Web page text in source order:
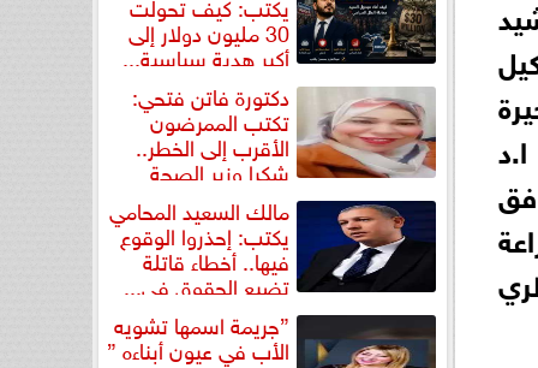
30 مليون دولار إلى
أكبر هدية سياسية...
دكتورة فاتن فتحي:
تكتب الممرضون
الأقرب إلى الخطر..
شكرا وزير الصحة
لتكريم... مالك السعيد المحامي
يكتب: إحذروا الوقوع
فيها.. أخطاء قاتلة
تضيع الحقوق في...
”جريمة اسمها تشويه
الأب في عيون أبناءه ”